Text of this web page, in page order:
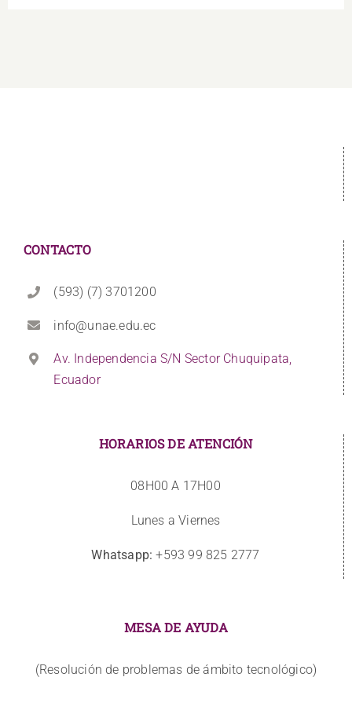
CONTACTO
(593) (7) 3701200
info@unae.edu.ec
Av. Independencia S/N Sector Chuquipata,
Ecuador
HORARIOS DE ATENCIÓN
08H00 A 17H00
Lunes a Viernes
Whatsapp: +593 99 825 2777
MESA DE AYUDA
(Resolución de problemas de ámbito tecnológico)